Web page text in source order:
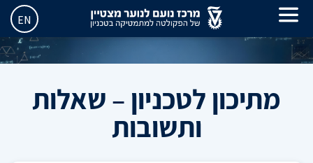
EN
מתיכון לטכניון – שאלות
ותשובות